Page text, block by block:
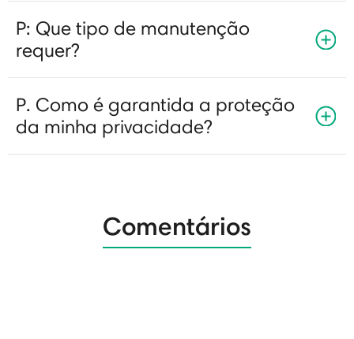
P: Que tipo de manutenção
requer?
P. Como é garantida a proteção
da minha privacidade?
Comentários